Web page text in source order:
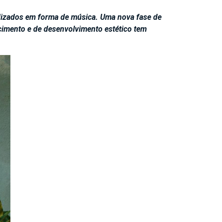
em forma de música. Uma nova fase de
e de desenvolvimento estético tem